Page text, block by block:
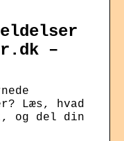
–
Læs, hvad
og del din